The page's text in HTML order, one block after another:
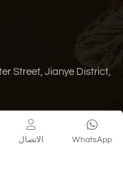
سياسة الخصوصية
WhatsApp الاتصال